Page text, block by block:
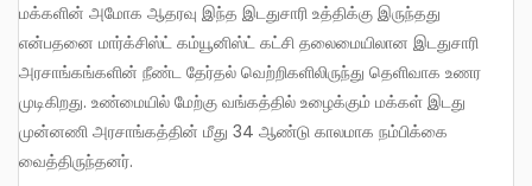
மக்களின் அமோக ஆதரவு இந்த இடதுசாரி உத்திக்கு இருந்தது
என்பதனை மார்க்சிஸ்ட் கம்யூனிஸ்ட் கட்சி தலைமையிலான இடதுசாரி
அரசாங்கங்களின் நீண்ட தேர்தல் வெற்றிகளிலிருந்து தெளிவாக உணர
முடிகிறது. உண்மையில் மேற்கு வங்கத்தில் உழைக்கும் மக்கள் இடது
முன்னணி அரசாங்கத்தின் மீது 34 ஆண்டு காலமாக நம்பிக்கை
வைத்திருந்தனர்.